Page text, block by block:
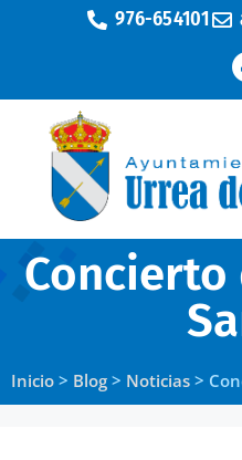
976-654101
Concierto
Inicio > Blog > Noticias >